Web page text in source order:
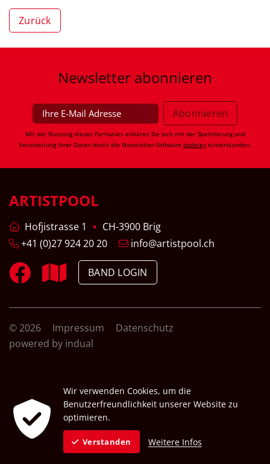
Zurück
Newsletter abonnieren
Mit der Nutzung dieses Formulars erklären Sie sich mit der Speicherung und
Verarbeitung Ihrer Daten durch die Newsletter-Software dodeley einverstanden.
ARTISTPOOL
Hofjistrasse 1
CH-3900 Brig
+41 (0)27 924 20 20
info@artistpool.ch
BAND LOGIN
© 2026 Impressum
Datenschutz
powered by indual
Wir verwenden Cookies, um die
Benutzerfreundlichkeit unserer Website zu
optimieren.
Verstanden Weitere Infos